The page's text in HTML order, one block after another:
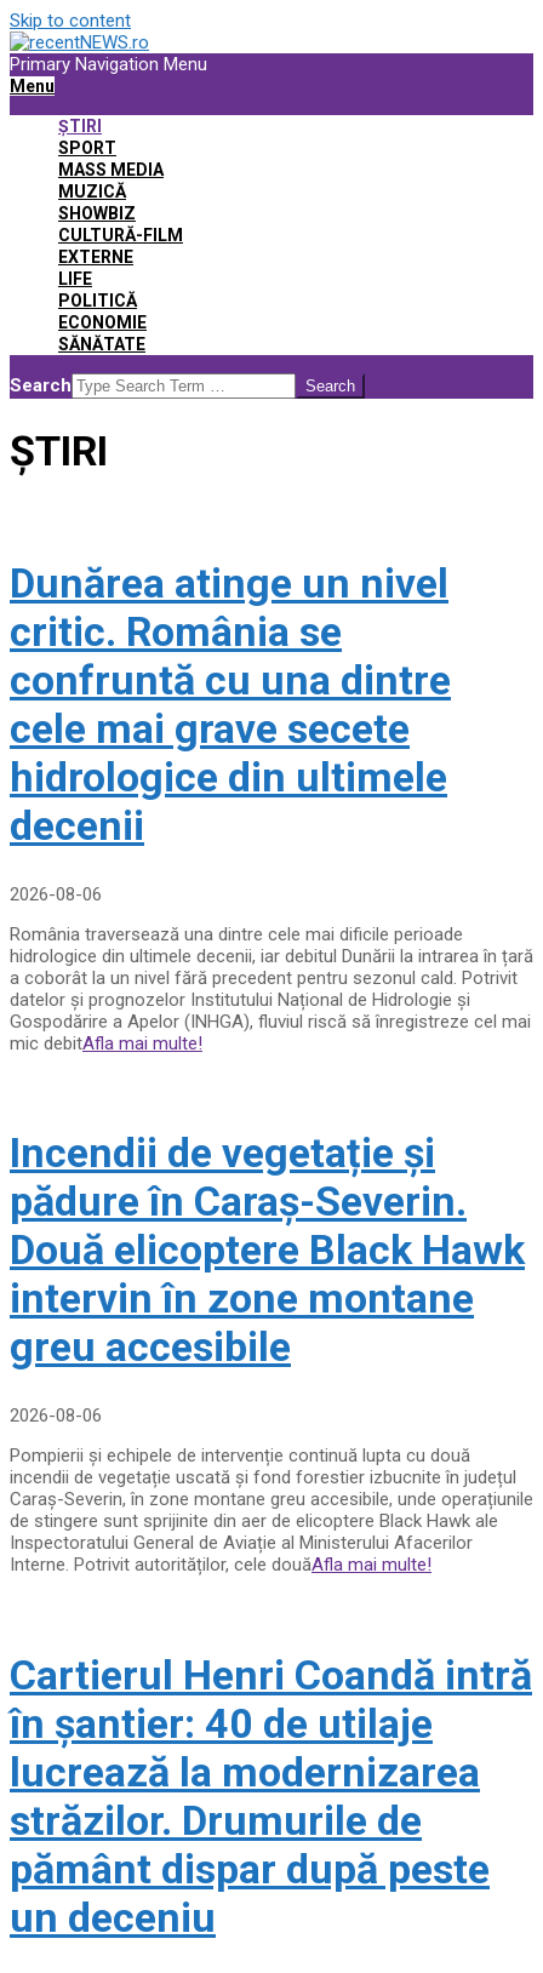
Skip to content
Primary Navigation Menu
Menu
ȘTIRI
SPORT
MASS MEDIA
MUZICĂ
SHOWBIZ
CULTURĂ-FILM
EXTERNE
LIFE
POLITICĂ
ECONOMIE
SĂNĂTATE
Search
ȘTIRI
Dunărea atinge un nivel
critic. România se
confruntă cu una dintre
cele mai grave secete
hidrologice din ultimele
decenii
2026-08-06
România traversează una dintre cele mai dificile perioade
hidrologice din ultimele decenii, iar debitul Dunării la intrarea în țară
a coborât la un nivel fără precedent pentru sezonul cald. Potrivit
datelor și prognozelor Institutului Național de Hidrologie și
Gospodărire a Apelor (INHGA), fluviul riscă să înregistreze cel mai
mic debitAfla mai multe!
Incendii de vegetație și
pădure în Caraș-Severin.
Două elicoptere Black Hawk
intervin în zone montane
greu accesibile
2026-08-06
Pompierii și echipele de intervenție continuă lupta cu două
incendii de vegetație uscată și fond forestier izbucnite în județul
Caraș-Severin, în zone montane greu accesibile, unde operațiunile
de stingere sunt sprijinite din aer de elicoptere Black Hawk ale
Inspectoratului General de Aviație al Ministerului Afacerilor
Interne. Potrivit autorităților, cele douăAfla mai multe!
Cartierul Henri Coandă intră
în șantier: 40 de utilaje
lucrează la modernizarea
străzilor. Drumurile de
pământ dispar după peste
un deceniu